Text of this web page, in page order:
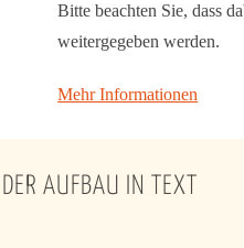
Bitte beachten Sie, dass
weitergegeben werden.
Mehr Informationen
entsperren
DER AUFBAU IN TEXT